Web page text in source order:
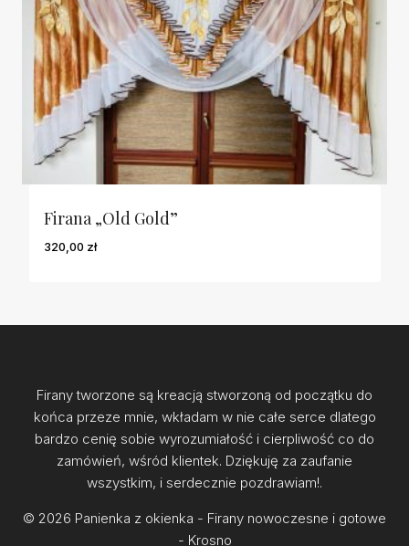
Firana „Old Gold”
320,00 zł
Firany tworzone są kreacją stworzoną od początku do
końca przeze mnie, wkładam w nie całe serce dlatego
bardzo cenię sobie wyrozumiałość i cierpliwość co do
zamówień, wśród klientek. Dziękuję za zaufanie
wszystkim, i serdecznie pozdrawiam!.
© 2026 Panienka z okienka - Firany nowoczesne i gotowe
- Krosno